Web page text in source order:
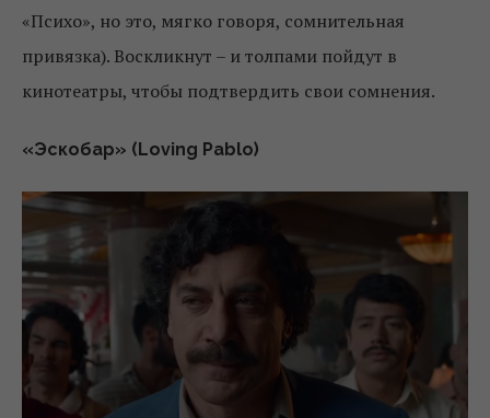
«Психо», но это, мягко говоря, сомнительная
привязка). Воскликнут – и толпами пойдут в
кинотеатры, чтобы подтвердить свои сомнения.
«Эскобар» (Loving Pablo)